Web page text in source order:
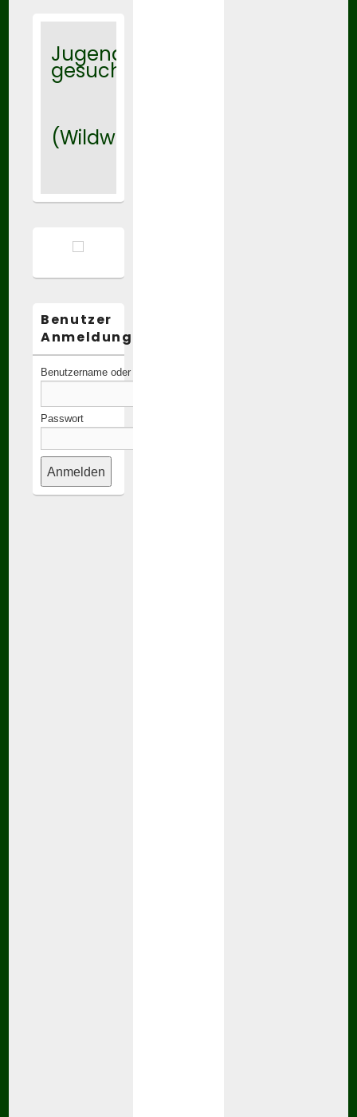
Jugendtrainer
gesucht
(Wildwasser)
Benutzer
Anmeldung:
Benutzername oder E-Mail-Adresse
Passwort